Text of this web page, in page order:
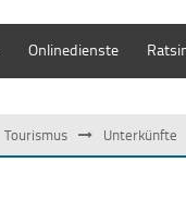
Onlinedienste
Tourismus Unterkünfte